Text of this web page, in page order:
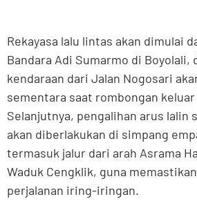
Rekayasa lalu lintas akan dimulai
Bandara Adi Sumarmo di Boyolali,
kendaraan dari Jalan Nogosari
sementara saat rombongan
Selanjutnya, pengalihan arus lalin
akan diberlakukan di simpang
termasuk jalur dari arah Asrama
Waduk Cengklik, guna
perjalanan iring-iringan.